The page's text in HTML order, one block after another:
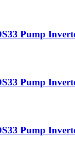
Pump
Pump
Pump